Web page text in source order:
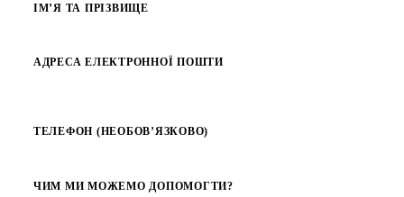
ІМ’Я ТА ПРІЗВИЩЕ
АДРЕСА ЕЛЕКТРОННОЇ ПОШТИ
ТЕЛЕФОН (НЕОБОВ’ЯЗКОВО)
ЧИМ МИ МОЖЕМО ДОПОМОГТИ?